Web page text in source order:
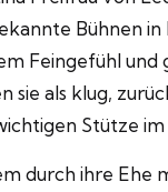
Bühnen
Feingefühl und
als klug,
Stütze
durch ihre Ehe